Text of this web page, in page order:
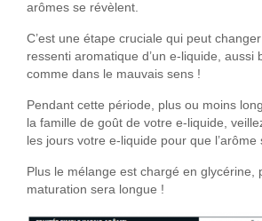
arômes se révèlent.
C’est une étape cruciale qui peut
ressenti aromatique d’un e-liquide, aussi
comme dans le mauvais sens !
Pendant cette période, plus ou moins
la famille de goût de votre e-liquide,
les jours votre e-liquide pour que l’arôme
Plus le mélange est chargé en glycérine,
maturation sera longue !